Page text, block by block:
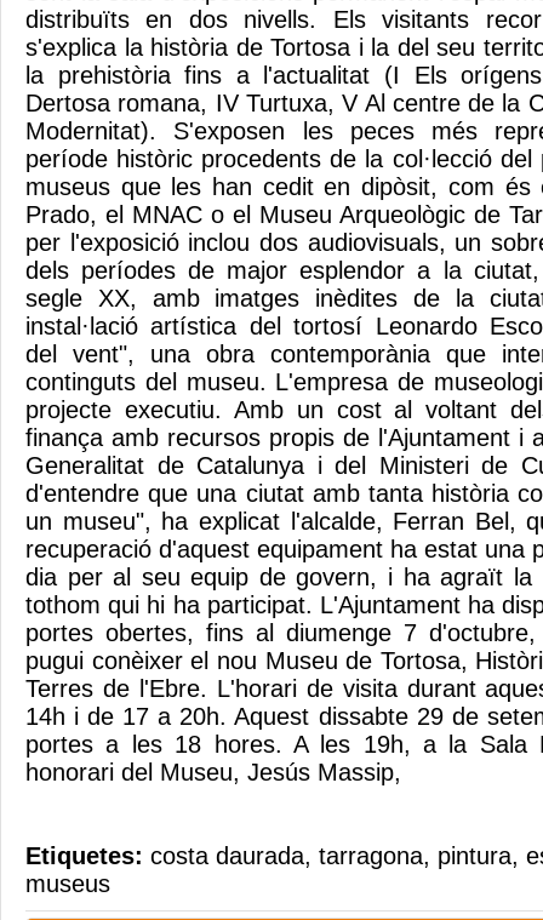
distribuïts en dos nivells. Els visitants
s'explica la història de Tortosa i la del seu
la prehistòria fins a l'actualitat (I Els
Dertosa romana, IV Turtuxa, V Al centre de la
Modernitat). S'exposen les peces més
període històric procedents de la col·lecció
museus que les han cedit en dipòsit, com
Prado, el MNAC o el Museu Arqueològic de
per l'exposició inclou dos audiovisuals, un
dels períodes de major esplendor a la
segle XX, amb imatges inèdites de la
instal·lació artística del tortosí Leonardo
del vent", una obra contemporània que
continguts del museu. L'empresa de
projecte executiu. Amb un cost al voltant
finança amb recursos propis de l'Ajuntament i
Generalitat de Catalunya i del Ministeri de
d'entendre que una ciutat amb tanta història
un museu", ha explicat l'alcalde, Ferran Bel,
recuperació d'aquest equipament ha estat una
dia per al seu equip de govern, i ha agraït la
tothom qui hi ha participat. L'Ajuntament ha
portes obertes, fins al diumenge 7
pugui conèixer el nou Museu de Tortosa,
Terres de l'Ebre. L'horari de visita durant
14h i de 17 a 20h. Aquest dissabte 29 de
portes a les 18 hores. A les 19h, a la Sala
honorari del Museu, Jesús Massip,
Etiquetes: costa daurada, tarragona, pintura,
museus